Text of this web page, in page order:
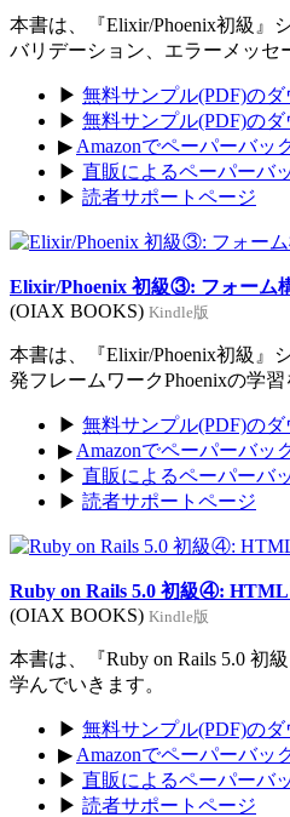
本書は、『Elixir/Phoenix初級』
バリデーション、エラーメッセ
▶ 無料サンプル(PDF)の
▶ 無料サンプル(PDF)の
▶ Amazonでペーパーバッ
▶ 直販によるペーパーバ
▶ 読者サポートページ
Elixir/Phoenix 初級③: フォーム
(OIAX BOOKS) Kindle版
本書は、『Elixir/Phoenix初級』
発フレームワークPhoenixの学
▶ 無料サンプル(PDF)のダ
▶ Amazonでペーパーバッ
▶ 直販によるペーパーバ
▶ 読者サポートページ
Ruby on Rails 5.0 初級④: HTML
(OIAX BOOKS) Kindle版
本書は、『Ruby on Rails 5.0 初
学んでいきます。
▶ 無料サンプル(PDF)のダ
▶ Amazonでペーパーバッ
▶ 直販によるペーパーバ
▶ 読者サポートページ